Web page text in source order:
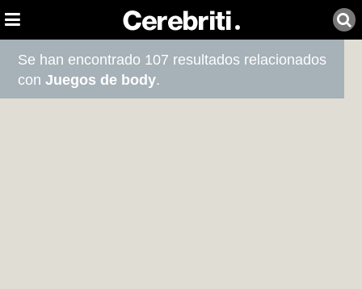
Se han encontrado 107 resultados relacionados
conJuegos de body.